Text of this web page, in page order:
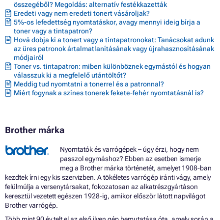
Toner BROTHER MFC-L6970DW
összegéből? Megoldás: alternatív festékkazetták
Eredeti vagy nem eredeti tonert vásároljak?
5%-os lefedettség nyomtatáskor, avagy mennyi ideig bírja a
toner vagy a tintapatron?
Hová dobja ki a tonert vagy a tintapatronokat: Tanácsokat adunk
az üres patronok ártalmatlanításának vagy újrahasznosításának
módjairól
Toner vs. tintapatron: miben különböznek egymástól és hogyan
válasszuk ki a megfelelő utántöltőt?
Meddig tud nyomtatni a tonerrel és a patronnal?
Miért fogynak a színes tonerek fekete-fehér nyomtatásnál is?
Brother márka
Nyomtatók és varrógépek – úgy érzi, hogy nem
passzol egymáshoz? Ebben az esetben ismerje
meg a Brother márka történetét, amelyet 1908-ban
kezdtek írni egy kis szervizben. A tökéletes varrógép iránti vágy, amely
felülmúlja a versenytársakat, fokozatosan az alkatrészgyártáson
keresztül vezetett egészen 1928-ig, amikor először látott napvilágot
Brother varrógép.